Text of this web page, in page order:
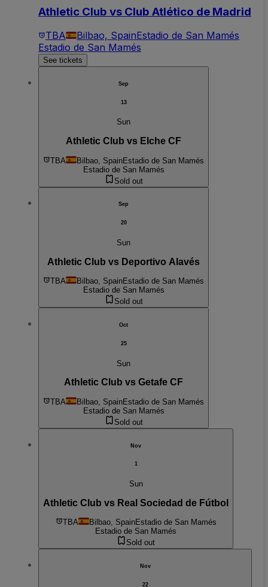
Athletic Club vs Club Atlético de Madrid
TBA Bilbao, SpainEstadio de San Mamés
Estadio de San Mamés
See tickets
Sep
13
Sun
Athletic Club vs Elche CF
TBA Bilbao, SpainEstadio de San Mamés
Estadio de San Mamés
Sold out
Sep
20
Sun
Athletic Club vs Deportivo Alavés
TBA Bilbao, SpainEstadio de San Mamés
Estadio de San Mamés
Sold out
Oct
25
Sun
Athletic Club vs Getafe CF
TBA Bilbao, SpainEstadio de San Mamés
Estadio de San Mamés
Sold out
Nov
1
Sun
Athletic Club vs Real Sociedad de Fútbol
TBA Bilbao, SpainEstadio de San Mamés
Estadio de San Mamés
Sold out
Nov
22